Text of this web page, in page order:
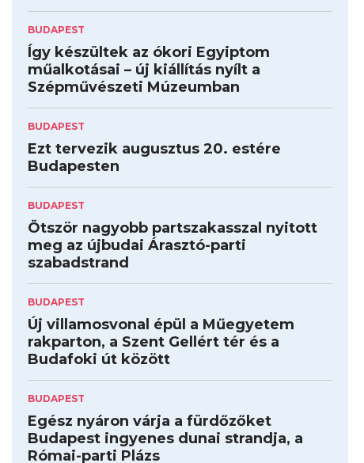
BUDAPEST
Így készültek az ókori Egyiptom
műalkotásai – új kiállítás nyílt a
Szépművészeti Múzeumban
BUDAPEST
Ezt tervezik augusztus 20. estére
Budapesten
BUDAPEST
Ötször nagyobb partszakasszal nyitott
meg az újbudai Árasztó-parti
szabadstrand
BUDAPEST
Új villamosvonal épül a Műegyetem
rakparton, a Szent Gellért tér és a
Budafoki út között
BUDAPEST
Egész nyáron várja a fürdőzőket
Budapest ingyenes dunai strandja, a
Római-parti Plázs